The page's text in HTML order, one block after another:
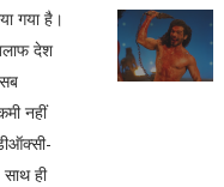
गया है।
देश
नहीं
ही